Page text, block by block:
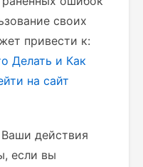
своих
привести к:
Делать и Как
на сайт
Ваши действия
если вы